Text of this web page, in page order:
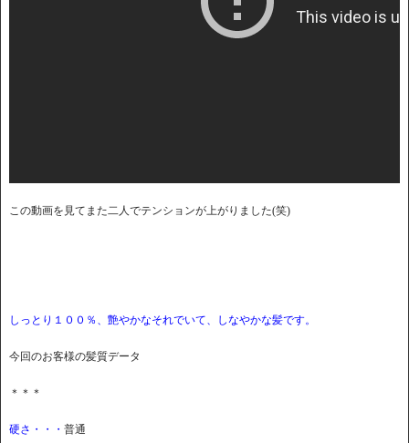
この動画を見てまた二人でテンションが上がりました(笑)
しっとり１００％、艶やかなそれでいて、しなやかな髪です。
今回のお客様の髪質データ
＊＊＊
硬さ・・・ 普通